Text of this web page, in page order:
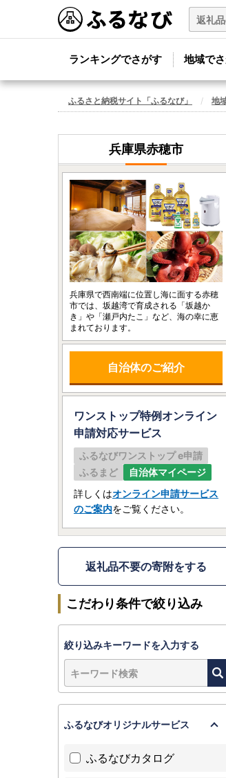
ランキングでさがす 地域で
ふるさと納税サイト「ふるなび」 地
兵庫県赤穂市
兵庫県で西南端に位置し海に面する赤穂
市では、坂越湾で育成される「坂越か
き」や「瀬戸内たこ」など、海の幸に恵
まれております。
自治体のご紹介
ワンストップ特例オンライン
申請対応サービス
ふるなびワンストップ e申請
ふるまど
自治体マイページ
詳しくはオンライン申請サービス
のご案内をご覧ください。
返礼品不要の寄附をする
こだわり条件で絞り込み
絞り込みキーワードを入力する
ふるなびオリジナルサービス
ふるなびカタログ